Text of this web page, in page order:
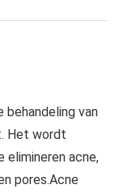
van
Het wordt
elimineren acne,
pores.Acne